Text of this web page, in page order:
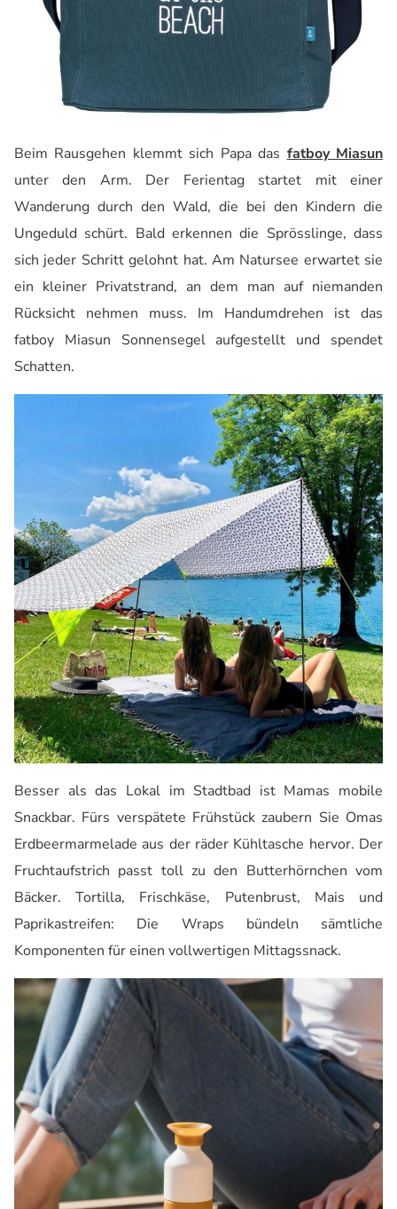
Beim Rausgehen klemmt sich Papa das fatboy Miasun
unter den Arm. Der Ferientag startet mit einer
Wanderung durch den Wald, die bei den Kindern die
Ungeduld schürt. Bald erkennen die Sprösslinge, dass
sich jeder Schritt gelohnt hat. Am Natursee erwartet sie
ein kleiner Privatstrand, an dem man auf niemanden
Rücksicht nehmen muss. Im Handumdrehen ist das
fatboy Miasun Sonnensegel aufgestellt und spendet
Schatten.
Besser als das Lokal im Stadtbad ist Mamas mobile
Snackbar. Fürs verspätete Frühstück zaubern Sie Omas
Erdbeermarmelade aus der räder Kühltasche hervor. Der
Fruchtaufstrich passt toll zu den Butterhörnchen vom
Bäcker. Tortilla, Frischkäse, Putenbrust, Mais und
Paprikastreifen: Die Wraps bündeln sämtliche
Komponenten für einen vollwertigen Mittagssnack.